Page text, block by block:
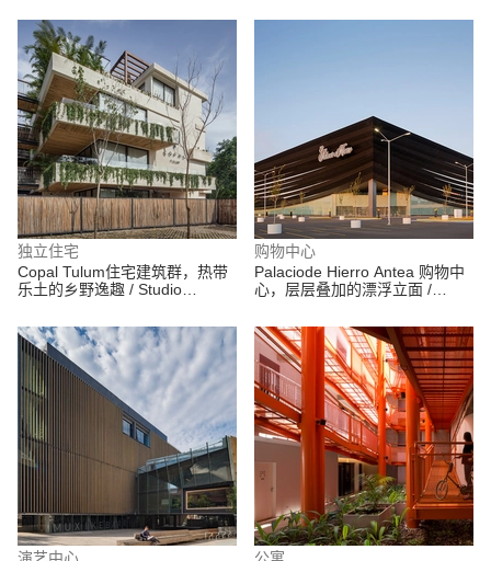
独立住宅
Copal Tulum住宅建筑群，热带
乐土的乡野逸趣 / Studio
购物中心
Palaciode Hierro Antea 购物中
心，层层叠加的漂浮立面 /